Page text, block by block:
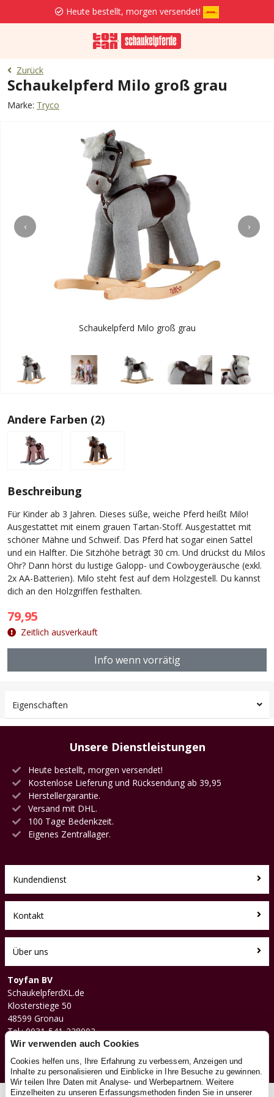
Heute bestellt, morgen versendet!
Zurück
Schaukelpferd Milo groß grau
Marke: Tryco
‹ ›
Schaukelpferd Milo groß grau
Andere Farben (2)
Beschreibung
Für Kinder ab 3 Jahren. Dieses süße, weiche Pferd heißt Milo!
Ausgestattet mit einem grauen Tartan-Stoff. Ausgestattet mit
schöner Mähne und Schweif. Das Pferd hat sogar einen Sattel
und ein Halfter. Die Sitzhöhe beträgt 30 cm. Und drückst du Milos
Ohr? Dann hörst du lustige Galopp- und Cowboygeräusche (exkl.
2x AA-Batterien). Milo steht fest auf dem Holzgestell. Du kannst
dich an den Holzgriffen festhalten.
79,95
Zeitlich ausverkauft
Info wenn vorrätig
Eigenschaften
Unsere Dienstleistungen
Heute bestellt, morgen versendet!
Kostenlose Lieferung und Rücksendung ab 39,95
Herstellergarantie.
Versand mit DHL.
100 Tage Bedenkzeit.
Eigenes Zentrallager.
Kundendienst
Kontakt
Über uns
Toyfan BV
SchaukelpferdXL.de
Klosterstiege 50
48599 Gronau
Tel.: 0031-541-228002
Facebook
Instagram
Wir verwenden auch Cookies
Cookies helfen uns, Ihre Erfahrung zu verbessern, Anzeigen und
Inhalte zu personalisieren und Einblicke in Ihre Besuche zu gewinnen.
Wir teilen Ihre Daten mit Analyse- und Werbepartnern. Weitere
Einzelheiten zu unseren Erfassungsmethoden finden Sie in unserer